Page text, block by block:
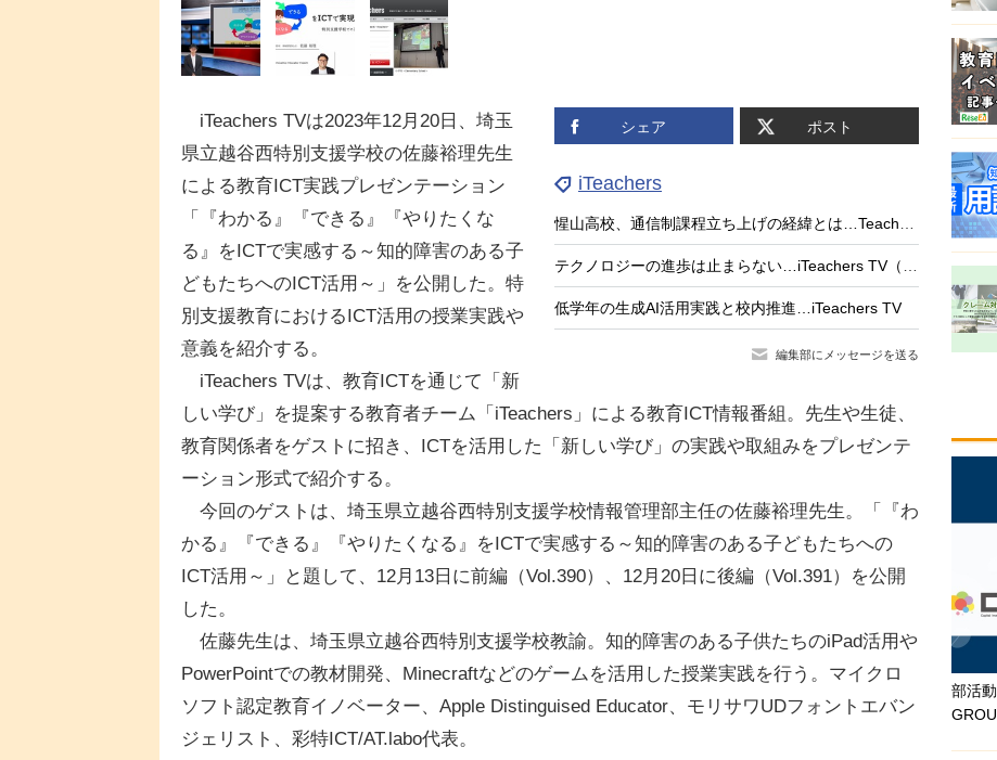
シェア ポスト
iTeachers
惺山高校、通信制課程立ち上げの経緯とは…Teacher’s［Shift］
テクノロジーの進歩は止まらない…iTeachers TV（最終回）
低学年の生成AI活用実践と校内推進…iTeachers TV
編集部にメッセージを送る
iTeachers TVは2023年12月20日、埼玉
県立越谷西特別支援学校の佐藤裕理先生
による教育ICT実践プレゼンテーション
「『わかる』『できる』『やりたくな
る』をICTで実感する～知的障害のある子
どもたちへのICT活用～」を公開した。特
別支援教育におけるICT活用の授業実践や
意義を紹介する。
iTeachers TVは、教育ICTを通じて「新
しい学び」を提案する教育者チーム「iTeachers」による教育ICT情報番組。先生や生徒、
教育関係者をゲストに招き、ICTを活用した「新しい学び」の実践や取組みをプレゼンテ
ーション形式で紹介する。
今回のゲストは、埼玉県立越谷西特別支援学校情報管理部主任の佐藤裕理先生。「『わ
かる』『できる』『やりたくなる』をICTで実感する～知的障害のある子どもたちへの
ICT活用～」と題して、12月13日に前編（Vol.390）、12月20日に後編（Vol.391）を公開
した。
佐藤先生は、埼玉県立越谷西特別支援学校教諭。知的障害のある子供たちのiPad活用や
PowerPointでの教材開発、Minecraftなどのゲームを活用した授業実践を行う。マイクロ
ソフト認定教育イノベーター、Apple Distinguised Educator、モリサワUDフォントエバン
ジェリスト、彩特ICT/AT.labo代表。
部活